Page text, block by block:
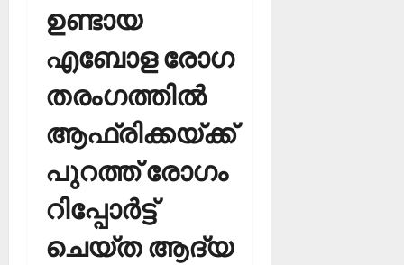
ഉണ്ടായ
എബോള രോഗ
തരംഗത്തില്‍
ആഫ്രിക്കയ്ക്ക്
പുറത്ത് രോഗം
റിപ്പോര്‍ട്ട്
ചെയ്ത ആദ്യ